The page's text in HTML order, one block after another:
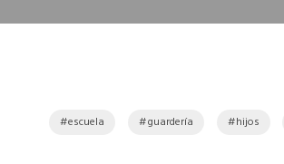
escuela guardería hijos